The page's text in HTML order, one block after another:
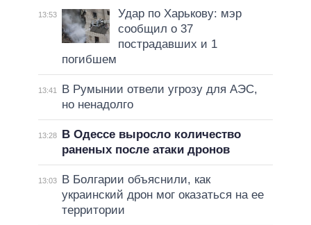
13:53
Удар по Харькову: мэр
сообщил о 37
пострадавших и 1
погибшем
13:41
В Румынии отвели угрозу для АЭС,
но ненадолго
13:28
В Одессе выросло количество
раненых после атаки дронов
13:03
В Болгарии объяснили, как
украинский дрон мог оказаться на ее
территории